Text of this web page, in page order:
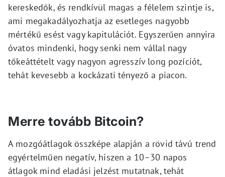
kereskedők, és rendkívül magas a félelem szintje is,
ami megakadályozhatja az esetleges nagyobb
mértékű esést vagy kapitulációt. Egyszerűen annyira
óvatos mindenki, hogy senki nem vállal nagy
tőkeáttételt vagy nagyon agresszív long pozíciót,
tehát kevesebb a kockázati tényező a piacon.
Merre tovább Bitcoin?
A mozgóátlagok összképe alapján a rövid távú trend
egyértelműen negatív, hiszen a 10–30 napos
átlagok mind eladási jelzést mutatnak, tehát